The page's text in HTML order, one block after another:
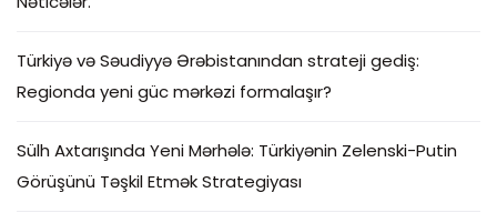
Türkiyə və Səudiyyə Ərəbistanından strateji gediş:
Regionda yeni güc mərkəzi formalaşır?
Sülh Axtarışında Yeni Mərhələ: Türkiyənin Zelenski-Putin
Görüşünü Təşkil Etmək Strategiyası